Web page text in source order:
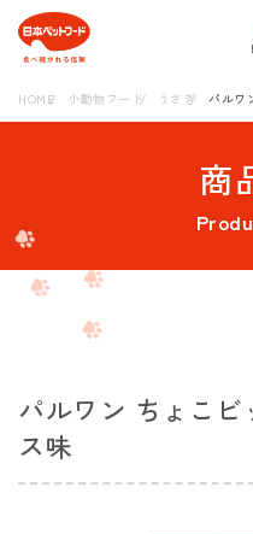
HOME 小動物フード うさぎ パルワ
商
パルワン ちょこ
ス味